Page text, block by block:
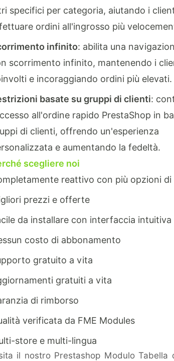
specifici per categoria, aiutando i
ordini all'ingrosso più
infinito: abilita una
scorrimento infinito, mantenendo i
e incoraggiando ordini più elevati.
basate su gruppi di clienti:
all'ordine rapido PrestaShop in
di clienti, offrendo un'esperienza
e aumentando la fedeltà.
scegliere noi
reattivo con più opzioni di
prezzi e offerte
da installare con interfaccia intuitiva
costo di abbonamento
gratuito a vita
gratuiti a vita
di rimborso
verificata da FME Modules
store e multi-lingua
il nostro Prestashop Modulo Tabella